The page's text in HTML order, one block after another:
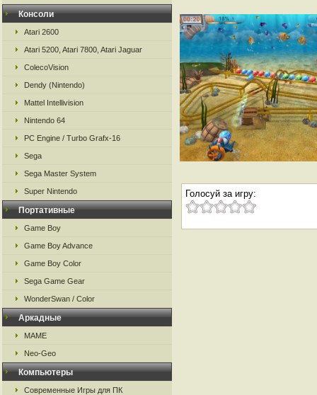
Консоли
Atari 2600
Atari 5200, Atari 7800, Atari Jaguar
ColecoVision
Dendy (Nintendo)
Mattel Intellivision
Nintendo 64
PC Engine / Turbo Grafx-16
Sega
Sega Master System
Super Nintendo
Портативные
Game Boy
Game Boy Advance
Game Boy Color
Sega Game Gear
WonderSwan / Color
Аркадные
MAME
Neo-Geo
Компьютеры
Современные Игры для ПК
Голосуй за игру: